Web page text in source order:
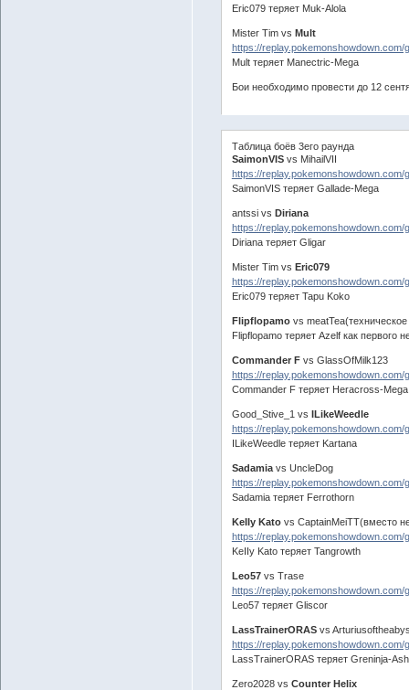
Eric079 теряет Muk-Alola
Mister Tim vs Mult
https://
Mult теряет Manectric-Mega
Бои необходимо провести до 12
Таблица боёв 3eго раунда
SaimonVISvs MihailVII
https://replay.pokemonshowdown.com/
SaimonVIS теряет Gallade-Mega
antssi vs Diriana
https://
Diriana теряет Gligar
Mister Tim vs Eric079
https://replay.pokemonshowdown.com/
Eric079 теряет Tapu Koko
Flipflopamovs
Flipflopamo теряет Azelf как первого
Commander Fvs GlassOfMilk123
https://
Commander F теряет Heracross-Mega
Good_Stive_1 vs ILikeWeedle
https://replay.pokemonshowdown.com/
ILikeWeedle теряет Kartana
Sadamiavs UncleDog
https://
Sadamia теряет Ferrothorn
KeIIy Katovs CaptainMeiTT(вместо
https://replay.pokemonshowdown.com/
KeIIy Kato теряет Tangrowth
Leo57vs Trase
https://
Leo57 теряет Gliscor
LassTrainerORASvs
https://replay.pokemonshowdown.com/
LassTrainerORAS теряет Greninja-Ash
Zero2028 vs Counter Helix